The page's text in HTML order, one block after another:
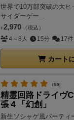
世界で10万部突破の大ヒ
サイダーゲー...
¥ 2,970 （税込）
4～8人 15分 17件
カート
（5.0）
精霊回路ドライ
張４「幻創」
新生ソシャゲ風パーティ